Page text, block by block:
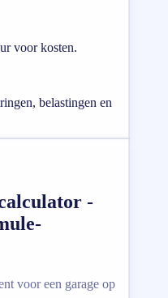
voor kosten.
belastingen en
-
voor een garage op